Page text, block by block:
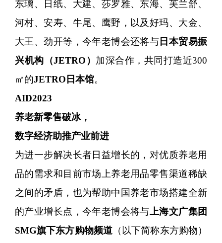
东璃、日纸、大建、莎罗雅、东海、芙兰舒、
河村、安寿、牛尾、鹰野，以及好玛、大金、
大王、劲开等，今年老博会还将与 日本贸易振
兴机构（JETRO） 加深合作，共同打造近300
㎡的JETRO日本馆。
AID2023
养老新零售破冰，
数字经济助推产业前进
为进一步解决长者日益增长的，对优质养老用
品的需求和目前市场上养老用品零售渠道稀缺
之间的矛盾，也为帮助中国养老市场搭建全新
的产业增长点，今年老博会将与上海文广集团
SMG旗下东方购物频道 （以下简称东方购物）